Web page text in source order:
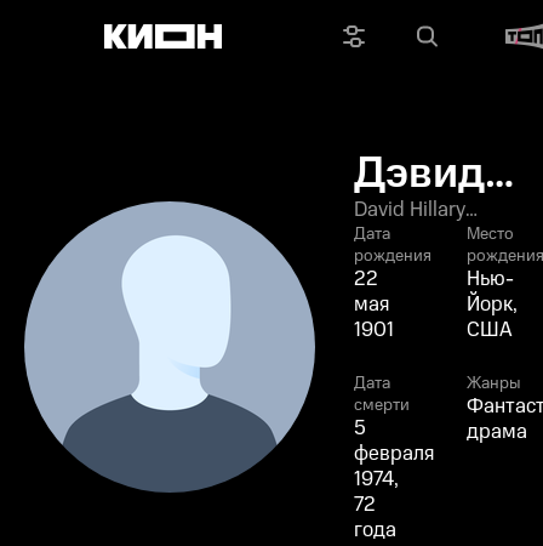
Дэвид
Хиллари
Хьюз
David Hillary
Hughes
Дата
рождения
22
мая
1901
Место
рождения
Нью-
Йорк,
США
Дата
смерти
5
февраля
1974,
72
года
Жанры
драма